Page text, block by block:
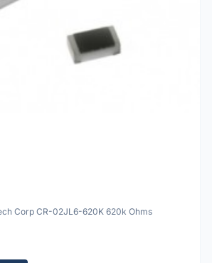
Corp CR-02JL6-620K 620k Ohms